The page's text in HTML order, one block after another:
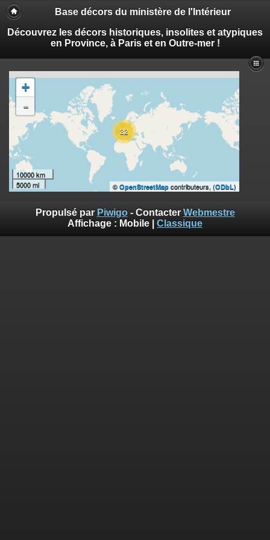
Base décors du ministère de l'Intérieur
Découvrez les décors historiques, insolites et atypiques
en Province, à Paris et en Outre-mer !
32
+
-
10000 km
5000 mi
© OpenStreetMap contributeurs, (ODbL)
Propulsé par Piwigo- Contacter Webmestre
Affichage : Mobile Classique